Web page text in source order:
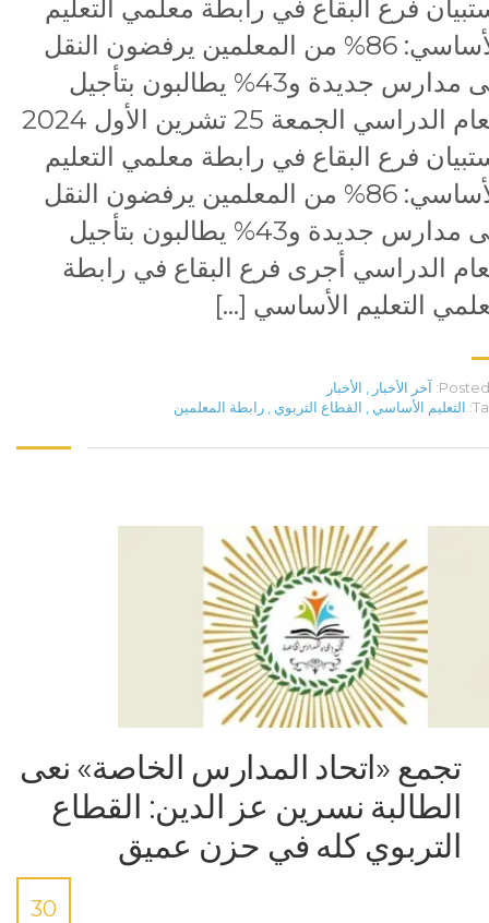
فرع البقاع في رابطة معلمي التعليم
الأساسي: 86% من المعلمين يرفضون النقل
إلى مدارس جديدة و43% يطالبون بتأجيل
العام الدراسي الجمعة 25 تشرين الأول 2024
فرع البقاع في رابطة معلمي التعليم
الأساسي: 86% من المعلمين يرفضون النقل
إلى مدارس جديدة و43% يطالبون بتأجيل
الدراسي أجرى فرع البقاع في رابطة
التعليم الأساسي […]
Posted آخر الأخبار
الأخبار
التعليم الأساسي القطاع التربوي رابطة المعلمين
تجمع «اتحاد المدارس الخاصة» نعى
الطالبة نسرين عز الدين: القطاع
التربوي كله في حزن عميق
30